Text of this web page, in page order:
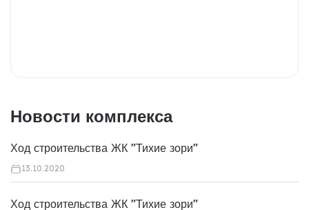
Новости комплекса
Ход строительства ЖК "Тихие зори"
13.10.2020
Ход строительства ЖК "Тихие зори"